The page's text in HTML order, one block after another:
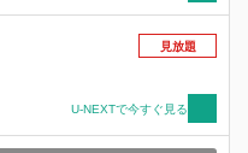
見放題
U-NEXTで今すぐ見る